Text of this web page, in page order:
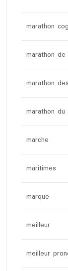
marathon
marathon de
marathon
marathon
marche
maritimes
marque
meilleur
meilleur